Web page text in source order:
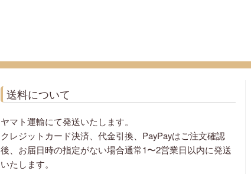
送料について
ヤマト運輸にて発送いたします。
クレジットカード決済、代金引換、PayPayはご注文確認
後、お届日時の指定がない場合通常1〜2営業日以内に発送
いたします。